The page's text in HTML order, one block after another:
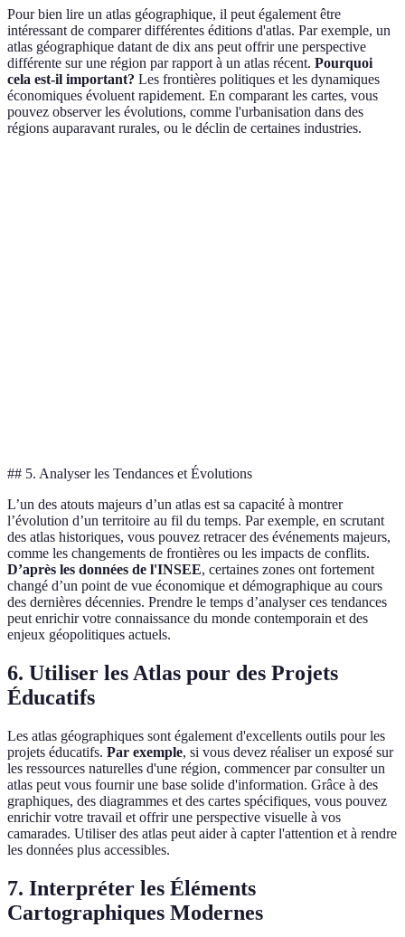
Pour bien lire un atlas géographique, il peut également être
intéressant de comparer différentes éditions d'atlas. Par exemple, un
atlas géographique datant de dix ans peut offrir une perspective
différente sur une région par rapport à un atlas récent. Pourquoi
cela est-il important? Les frontières politiques et les dynamiques
économiques évoluent rapidement. En comparant les cartes, vous
pouvez observer les évolutions, comme l'urbanisation dans des
régions auparavant rurales, ou le déclin de certaines industries.
## 5. Analyser les Tendances et Évolutions
L’un des atouts majeurs d’un atlas est sa capacité à montrer
l’évolution d’un territoire au fil du temps. Par exemple, en scrutant
des atlas historiques, vous pouvez retracer des événements majeurs,
comme les changements de frontières ou les impacts de conflits.
D’après les données de l'INSEE, certaines zones ont fortement
changé d’un point de vue économique et démographique au cours
des dernières décennies. Prendre le temps d’analyser ces tendances
peut enrichir votre connaissance du monde contemporain et des
enjeux géopolitiques actuels.
6. Utiliser les Atlas pour des Projets
Éducatifs
Les atlas géographiques sont également d'excellents outils pour les
projets éducatifs. Par exemple, si vous devez réaliser un exposé sur
les ressources naturelles d'une région, commencer par consulter un
atlas peut vous fournir une base solide d'information. Grâce à des
graphiques, des diagrammes et des cartes spécifiques, vous pouvez
enrichir votre travail et offrir une perspective visuelle à vos
camarades. Utiliser des atlas peut aider à capter l'attention et à rendre
les données plus accessibles.
7. Interpréter les Éléments
Cartographiques Modernes